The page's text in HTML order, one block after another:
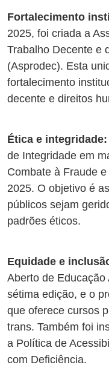
Fortalecimento
2025, foi criada a
Trabalho Decente e
(Asprodec). Esta
fortalecimento
decente e direitos
Ética e integridade:
de Integridade em
Combate à Fraude
2025. O objetivo é
públicos sejam
padrões éticos.
Equidade e
Aberto de
sétima edição, e o
que oferece cursos
trans. Também foi
a Política de
com Deficiência.